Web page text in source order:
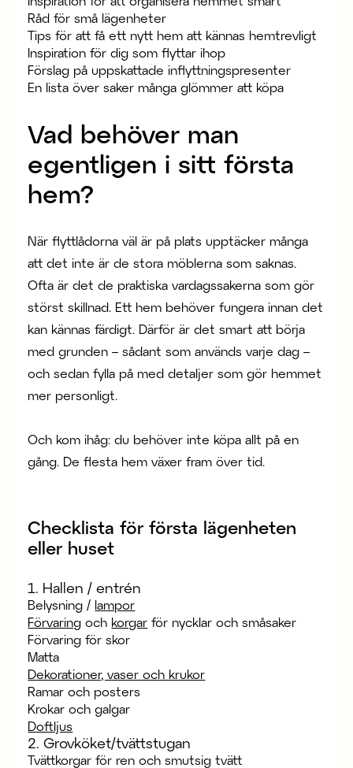
Råd för små lägenheter
Tips för att få ett nytt hem att kännas hemtrevligt
Inspiration för dig som flyttar ihop
Förslag på uppskattade inflyttningspresenter
En lista över saker många glömmer att köpa
Vad behöver man
egentligen i sitt första
hem?
När flyttlådorna väl är på plats upptäcker många
att det inte är de stora möblerna som saknas.
Ofta är det de praktiska vardagssakerna som gör
störst skillnad. Ett hem behöver fungera innan det
kan kännas färdigt. Därför är det smart att börja
med grunden – sådant som används varje dag –
och sedan fylla på med detaljer som gör hemmet
mer personligt.
Och kom ihåg: du behöver inte köpa allt på en
gång. De flesta hem växer fram över tid.
Checklista för första lägenheten
eller huset
1. Hallen / entrén
Belysning / lampor
Förvaring och korgar för nycklar och småsaker
Förvaring för skor
Matta
Dekorationer, vaser och krukor
Ramar och posters
Krokar och galgar
Doftljus
2. Grovköket/tvättstugan
Tvättkorgar för ren och smutsig tvätt